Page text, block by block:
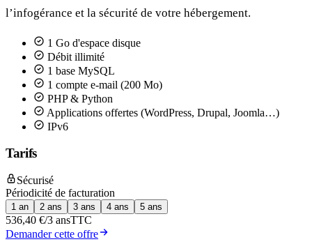
l’infogérance et la sécurité de votre hébergement.
1 Go d'espace disque
Débit illimité
1 base MySQL
1 compte e-mail (200 Mo)
PHP & Python
Applications offertes (WordPress, Drupal, Joomla…)
IPv6
Tarifs
Sécurisé
Périodicité de facturation
1 an 2 ans 3 ans 4 ans 5 ans
536,40 €/3 ansTTC
Demander cette offre